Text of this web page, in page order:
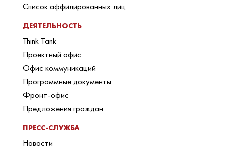
Список аффилированных лиц
ДЕЯТЕЛЬНОСТЬ
Think Tank
Проектный офис
Офис коммуникаций
Программные документы
Фронт-офис
Предложения граждан
ПРЕСС-СЛУЖБА
Новости